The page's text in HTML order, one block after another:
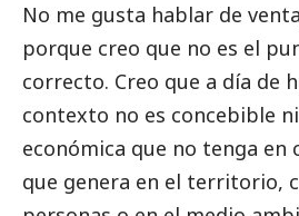
No me gusta hablar de
porque creo que no es el
correcto. Creo que a día de
contexto no es concebible
económica que no tenga en
que genera en el territorio,